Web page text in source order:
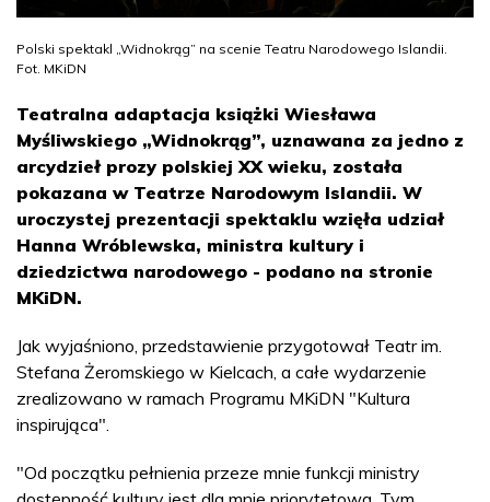
Polski spektakl „Widnokrąg” na scenie Teatru Narodowego Islandii.
Fot. MKiDN
Teatralna adaptacja książki Wiesława
Myśliwskiego „Widnokrąg”, uznawana za jedno z
arcydzieł prozy polskiej XX wieku, została
pokazana w Teatrze Narodowym Islandii. W
uroczystej prezentacji spektaklu wzięła udział
Hanna Wróblewska, ministra kultury i
dziedzictwa narodowego - podano na stronie
MKiDN.
Jak wyjaśniono, przedstawienie przygotował Teatr im.
Stefana Żeromskiego w Kielcach, a całe wydarzenie
zrealizowano w ramach Programu MKiDN "Kultura
inspirująca".
"Od początku pełnienia przeze mnie funkcji ministry